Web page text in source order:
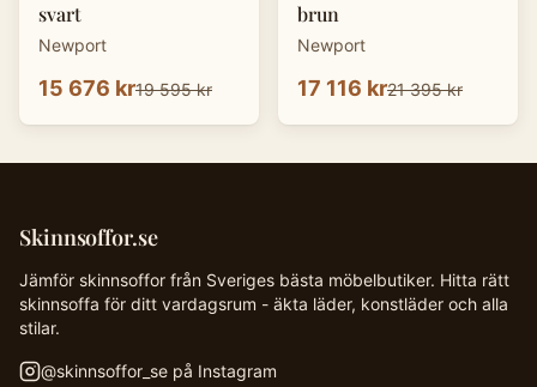
svart
Newport
15 676 kr19 595 kr
brun
Newport
17 116 kr21 395 kr
Skinnsoffor.se
Jämför skinnsoffor från Sveriges bästa möbelbutiker. Hitta rätt
skinnsoffa för ditt vardagsrum - äkta läder, konstläder och alla
stilar.
@skinnsoffor_se på Instagram